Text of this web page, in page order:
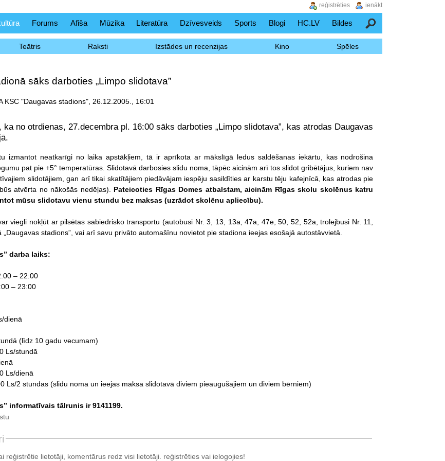
Forums Afiša Mūzika Literatūra Dzīvesveids Sports Blogi HC.LV Bildes Meklēšana
Teātris Raksti Izstādes un recenzijas Kino Spēles
sāks darboties „Limpo slidotava”
KSC "Daugavas stadions", 26.12.2005., 16:01
ka no otrdienas, 27.decembra pl. 16:00 sāks darboties „Limpo slidotava”, kas atrodas Daugavas
izmantot neatkarīgi no laika apstākļiem, tā ir aprīkota ar mākslīgā ledus saldēšanas iekārtu, kas nodrošina
pat pie +5° temperatūras. Slidotavā darbosies slidu noma, tāpēc aicinām arī tos slidot gribētājus, kuriem nav
slidotājiem, gan arī tikai skatītājiem piedāvājam iespēju sasildīties ar karstu tēju kafejnīcā, kas atrodas pie
atvērta no nākošās nedēļas). Pateicoties Rīgas Domes atbalstam, aicinām Rīgas skolu skolēnus katru
mūsu slidotavu vienu stundu bez maksas (uzrādot skolēnu apliecību).
var viegli nokļūt ar pilsētas sabiedrisko transportu (autobusi Nr. 3, 13, 13a, 47a, 47e, 50, 52, 52a, trolejbusi Nr. 11,
„Daugavas stadions”, vai arī savu privāto automašīnu novietot pie stadiona ieejas esošajā autostāvvietā.
darba laiks:
– 22:00
– 23:00
dienā
(līdz 10 gadu vecumam)
Ls/stundā
Ls/dienā
Ls/2 stundas (slidu noma un ieejas maksa slidotavā diviem pieaugušajiem un diviem bērniem)
informatīvais tālrunis ir 9141199.
reģistrētie lietotāji, komentārus redz visi lietotāji. reģistrētiesvai ielogojies!
ienākt
reģistrēties